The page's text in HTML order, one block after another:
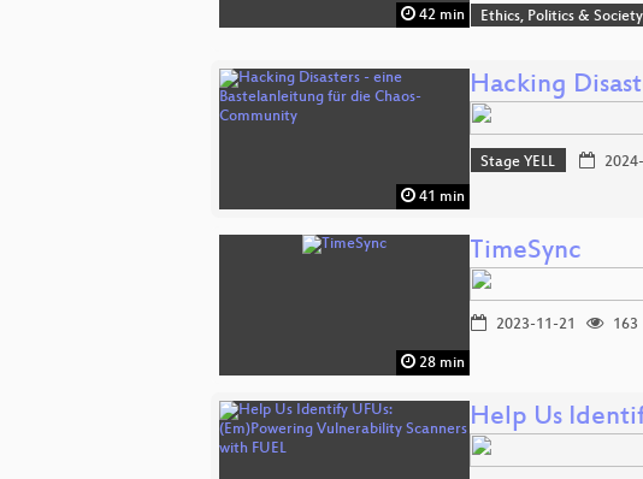
42 min Ethics, Politics & Society
41 min
Hacking
Stage YELL
28 min
TimeSync
2023-11-21 163
Help Us